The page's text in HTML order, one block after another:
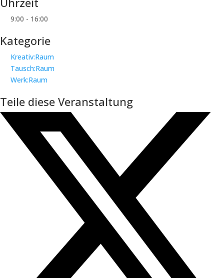
9:00 - 16:00
Kategorie
Kreativ:Raum
Tausch:Raum
Werk:Raum
Teile diese Veranstaltung